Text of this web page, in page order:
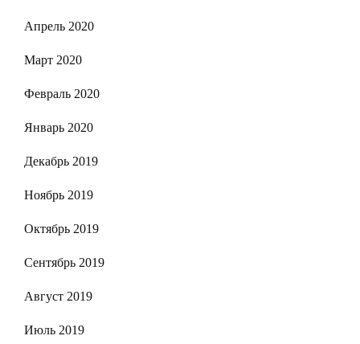
Апрель 2020
Март 2020
Февраль 2020
Январь 2020
Декабрь 2019
Ноябрь 2019
Октябрь 2019
Сентябрь 2019
Август 2019
Июль 2019